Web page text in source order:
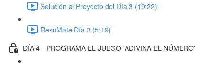
Solución al Proyecto del Día 3 (19:22)
ResuMate Día 3 (5:19)
DÍA 4 - PROGRAMA EL JUEGO 'ADIVINA EL NÚMERO'